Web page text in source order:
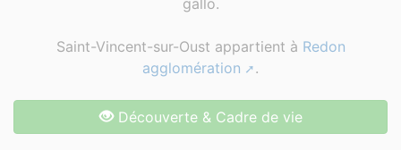
gallo.
Saint-Vincent-sur-Oust appartient à Redon
agglomération
.
Découverte & Cadre de vie